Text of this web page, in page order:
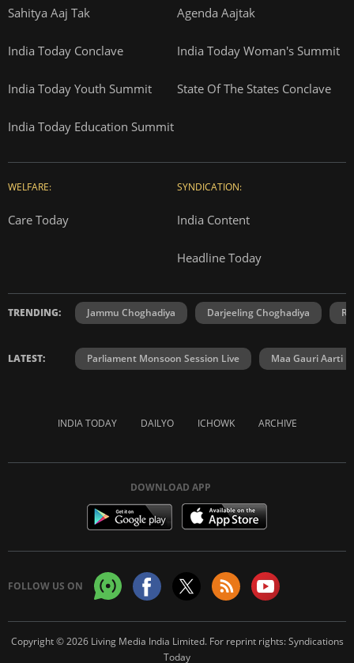
Sahitya Aaj Tak Agenda Aajtak
India Today Conclave India Today Woman's Summit
India Today Youth Summit State Of The States Conclave
India Today Education Summit
WELFARE:
Care Today
SYNDICATION:
India Content
Headline Today
TRENDING: Jammu Choghadiya Darjeeling Choghadiya
LATEST: Parliament Monsoon Session Live Maa Gauri Aarti
INDIA TODAY DAILYO ICHOWK ARCHIVE
DOWNLOAD APP
FOLLOW US ON
Copyright © 2026 Living Media India Limited. For reprint rights:Syndications
Today